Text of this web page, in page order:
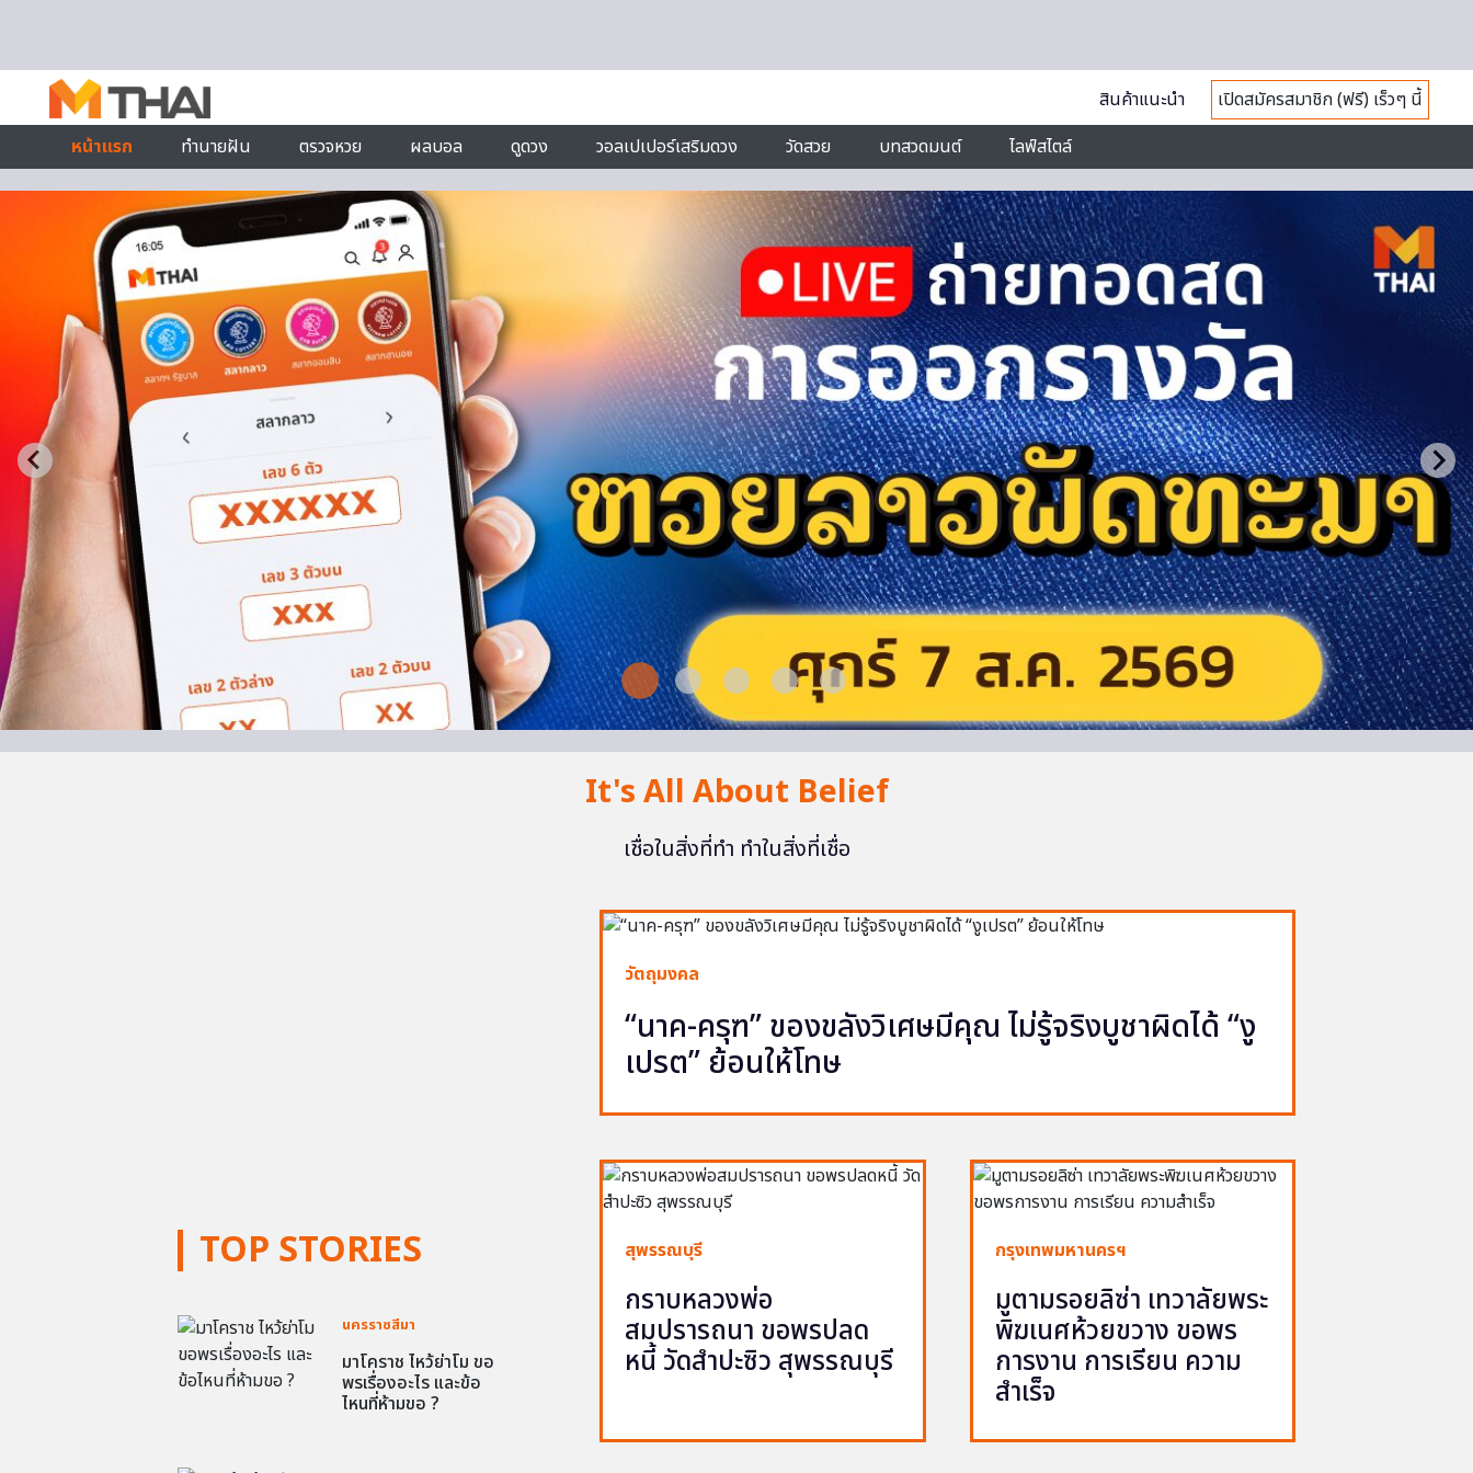
สินค้าแนะนำ
เปิดสมัครสมาชิก (ฟรี) เร็วๆ นี้
หน้าแรก
ทำนายฝัน ตรวจหวย ผลบอล ดูดวง วอลเปเปอร์เสริมดวง วัดสวย บทสวดมนต์ ไลฟ์สไตล์
It's All About Belief
เชื่อในสิ่งที่ทำ ทำในสิ่งที่เชื่อ
TOP STORIES
นครราชสีมา
มาโคราช ไหว้ย่าโม ขอ
พรเรื่องอะไร และข้อ
ไหนที่ห้ามขอ ?
วัตถุมงคล
“นาค-ครุฑ” ของขลังวิเศษมีคุณ ไม่รู้จริงบูชาผิดได้ “งู
เปรต” ย้อนให้โทษ
สุพรรณบุรี
กราบหลวงพ่อ
สมปรารถนา ขอพรปลด
หนี้ วัดสำปะซิว สุพรรณบุรี
กรุงเทพมหานครฯ
มูตามรอยลิซ่า เทวาลัยพระ
พิฆเนศห้วยขวาง ขอพร
การงาน การเรียน ความ
สำเร็จ